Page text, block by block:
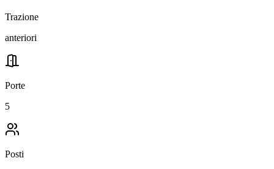
Trazione
anteriori
Porte
5
Posti